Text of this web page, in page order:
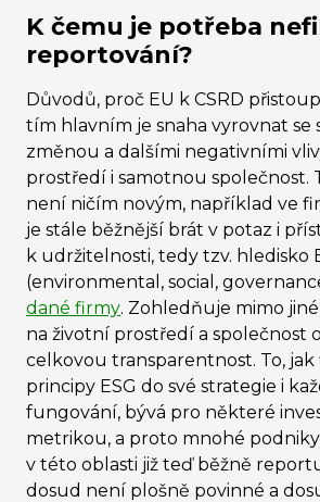
K čemu je potřeba
reportování?
Důvodů, proč EU k CSRD
tím hlavním je snaha vyrovnat se
změnou a dalšími negativními
prostředí i samotnou společnost.
není ničím novým, například ve
je stále běžnější brát v potaz i
k udržitelnosti, tedy tzv. hledisko
(environmental, social,
dané firmy. Zohledňuje mimo
na životní prostředí a společnost
celkovou transparentnost. To,
principy ESG do své strategie i
fungování, bývá pro některé
metrikou, a proto mnohé
v této oblasti již teď běžně
dosud není plošně povinné a